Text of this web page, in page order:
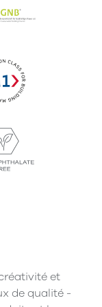
et
de qualité -